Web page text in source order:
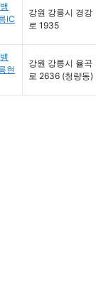
IC
강원 강릉시 경강
로 1935
현
강원 강릉시 율곡
로 2636 (청량동)